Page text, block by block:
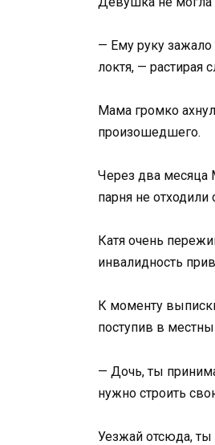
— Ему руку зажало
локтя, — растирая
Мама громко
произошедшего.
Через два месяца
парня не отходили
Катя очень
инвалидность
К моменту
поступив в
— Дочь, ты
нужно строить
Уезжай отсюда, ты